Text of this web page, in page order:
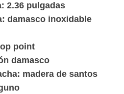
2.36 pulgadas
damasco inoxidable
point
damasco
madera de santos